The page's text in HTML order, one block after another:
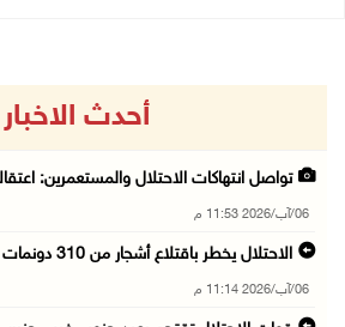
أحدث الاخبار
تواصل انتهاكات الاحتلال والمستعمرين:
06/آب/2026 11:53 م
الاحتلال يخطر باقتلاع أشجار من 310 دونمات وال ...
06/آب/2026 11:14 م